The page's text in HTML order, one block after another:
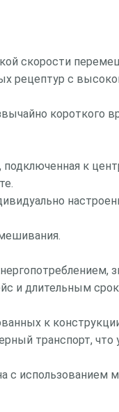
скорости
рецептур с
короткого
к
и длительным
к
транспорт,
с